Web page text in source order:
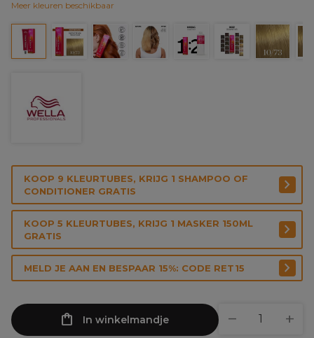
Meer kleuren beschikbaar
KOOP 9 KLEURTUBES, KRIJG 1 SHAMPOO OF
CONDITIONER GRATIS
KOOP 5 KLEURTUBES, KRIJG 1 MASKER 150ML
GRATIS
MELD JE AAN EN BESPAAR 15%: CODE RET15
In winkelmandje